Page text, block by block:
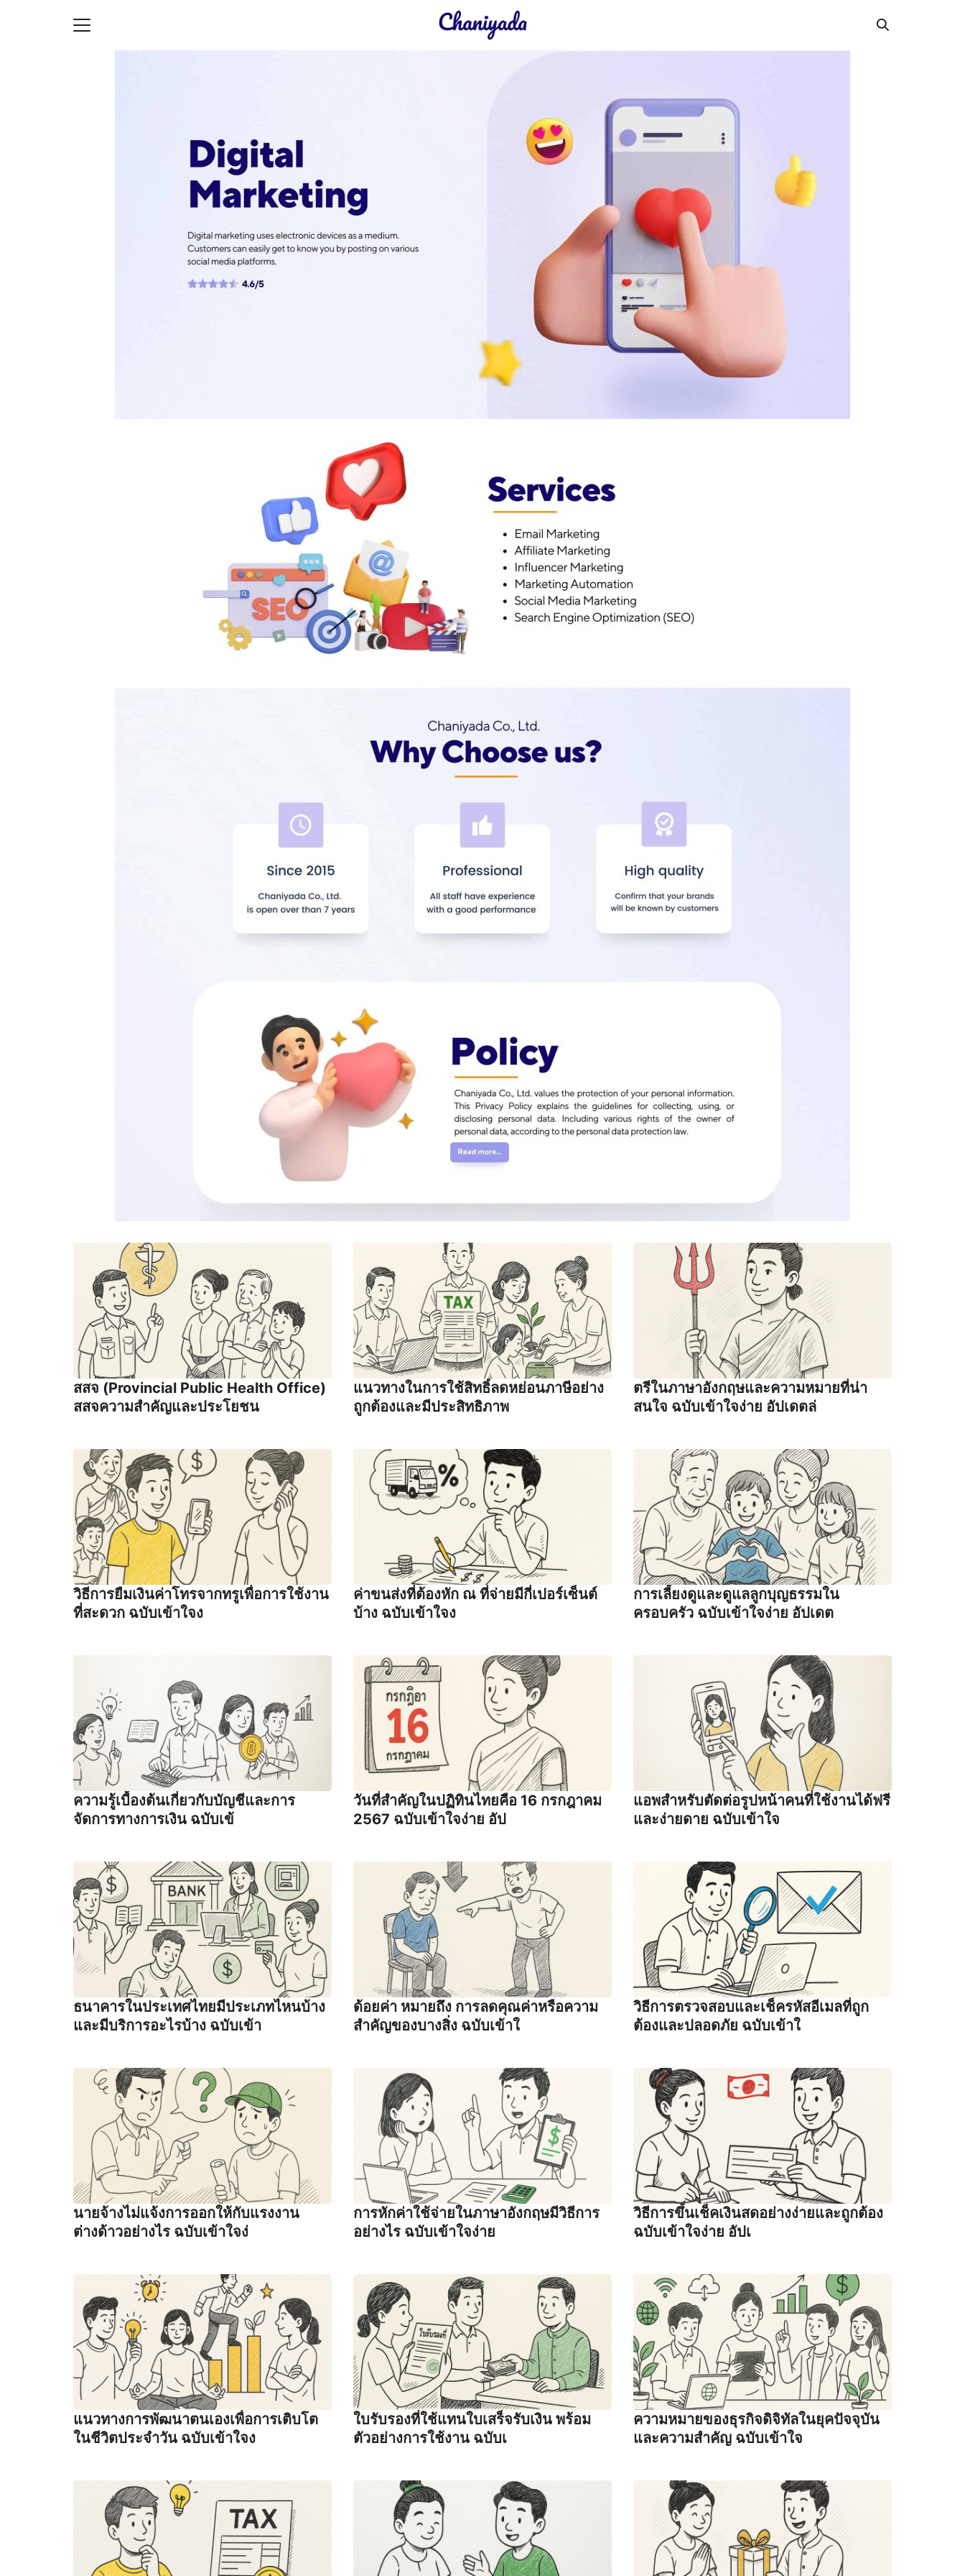
สสจ (Provincial Public Health Office)
สสจความสำคัญและประโยชน
แนวทางในการใช้สิทธิ์ลดหย่อนภาษีอย่าง
ถูกต้องและมีประสิทธิภาพ
ตรีในภาษาอังกฤษและความหมายที่น่า
สนใจ ฉบับเข้าใจง่าย อัปเดตล่
วิธีการยืมเงินค่าโทรจากทรูเพื่อการใช้งาน
ที่สะดวก ฉบับเข้าใจง
ค่าขนส่งที่ต้องหัก ณ ที่จ่ายมีกี่เปอร์เซ็นต์
บ้าง ฉบับเข้าใจง
การเลี้ยงดูและดูแลลูกบุญธรรมใน
ครอบครัว ฉบับเข้าใจง่าย อัปเดต
ความรู้เบื้องต้นเกี่ยวกับบัญชีและการ
จัดการทางการเงิน ฉบับเข้
วันที่สำคัญในปฏิทินไทยคือ 16 กรกฎาคม
2567 ฉบับเข้าใจง่าย อัป
แอพสำหรับตัดต่อรูปหน้าคนที่ใช้งานได้ฟรี
และง่ายดาย ฉบับเข้าใจ
ธนาคารในประเทศไทยมีประเภทไหนบ้าง
และมีบริการอะไรบ้าง ฉบับเข้า
ด้อยค่า หมายถึง การลดคุณค่าหรือความ
สำคัญของบางสิ่ง ฉบับเข้าใ
วิธีการตรวจสอบและเช็ครหัสอีเมลที่ถูก
ต้องและปลอดภัย ฉบับเข้าใ
นายจ้างไม่แจ้งการออกให้กับแรงงาน
ต่างด้าวอย่างไร ฉบับเข้าใจง่
การหักค่าใช้จ่ายในภาษาอังกฤษมีวิธีการ
อย่างไร ฉบับเข้าใจง่าย
วิธีการขึ้นเช็คเงินสดอย่างง่ายและถูกต้อง
ฉบับเข้าใจง่าย อัปเ
แนวทางการพัฒนาตนเองเพื่อการเติบโต
ในชีวิตประจำวัน ฉบับเข้าใจง
ใบรับรองที่ใช้แทนใบเสร็จรับเงิน พร้อม
ตัวอย่างการใช้งาน ฉบับเ
ความหมายของธุรกิจดิจิทัลในยุคปัจจุบัน
และความสำคัญ ฉบับเข้าใจ